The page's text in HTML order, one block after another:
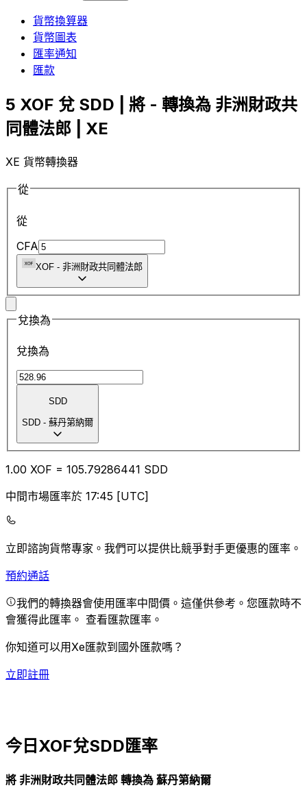
貨幣換算器
貨幣圖表
匯率通知
匯款
5 XOF 兌 SDD | 將 - 轉換為 非洲財政共
同體法郎 | XE
XE 貨幣轉換器
從
從
CFA
XOF - 非洲財政共同體法郎
兌換為
兌換為
SDD
SDD - 蘇丹第納爾
1.00 XOF = 105.79286441 SDD
中間市場匯率於 17:45 [UTC]
立即諮詢貨幣專家。 我們可以提供比競爭對手更優惠的匯率。
預約通話
我們的轉換器會使用匯率中間價。這僅供參考。您匯款時不
會獲得此匯率。 查看匯款匯率。
你知道可以用Xe匯款到國外匯款嗎？
立即註冊
今日XOF兌SDD匯率
將 非洲財政共同體法郎 轉換為 蘇丹第納爾